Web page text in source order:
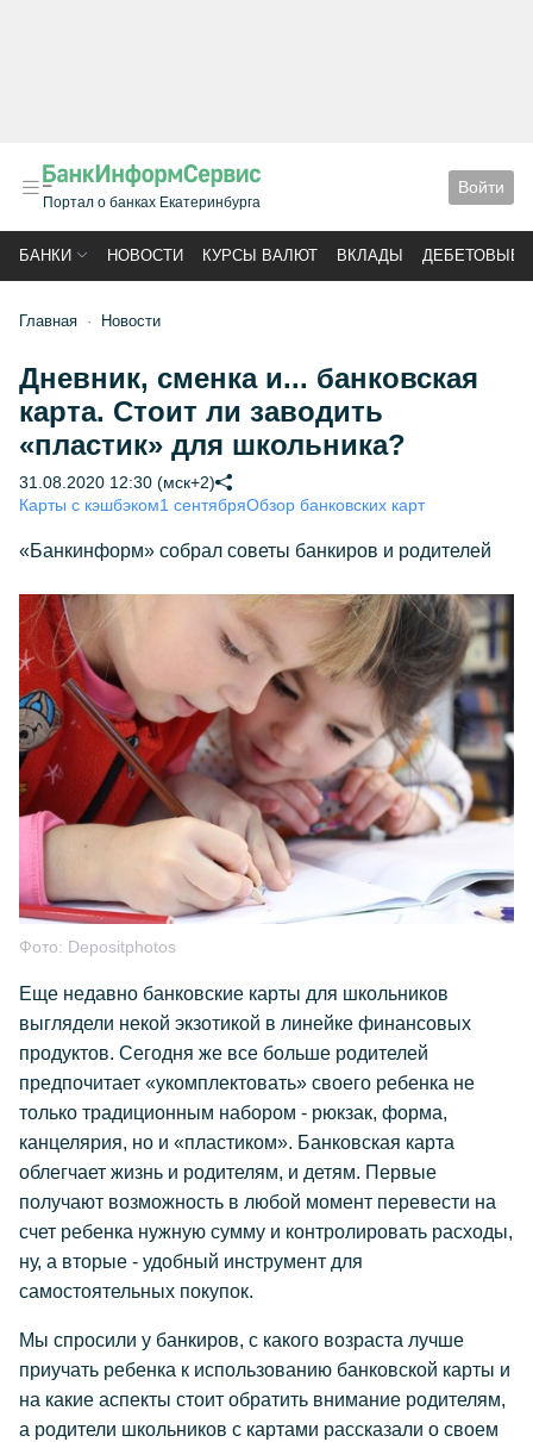
Портал о банках Екатеринбурга
Войти
БАНКИ НОВОСТИ КУРСЫ ВАЛЮТ ВКЛАДЫ ДЕБЕТОВЫЕ
Главная Новости
Дневник, сменка и... банковская
карта. Стоит ли заводить
«пластик» для школьника?
31.08.2020 12:30 (мск+2)
Карты с кэшбэком1 сентябряОбзор банковских карт
«Банкинформ» собрал советы банкиров и родителей
Фото: Depositphotos
Еще недавно банковские карты для школьников
выглядели некой экзотикой в линейке финансовых
продуктов. Сегодня же все больше родителей
предпочитает «укомплектовать» своего ребенка не
только традиционным набором - рюкзак, форма,
канцелярия, но и «пластиком». Банковская карта
облегчает жизнь и родителям, и детям. Первые
получают возможность в любой момент перевести на
счет ребенка нужную сумму и контролировать расходы,
ну, а вторые - удобный инструмент для
самостоятельных покупок.
Мы спросили у банкиров, с какого возраста лучше
приучать ребенка к использованию банковской карты и
на какие аспекты стоит обратить внимание родителям,
а родители школьников с картами рассказали о своем